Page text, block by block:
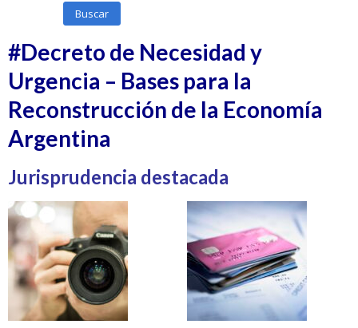
Buscar
#Decreto de Necesidad y
Urgencia – Bases para la
Reconstrucción de la Economía
Argentina
Jurisprudencia destacada